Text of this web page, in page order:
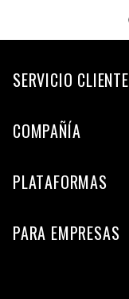
SERVICIO CLIENTE
COMPAÑÍA
PLATAFORMAS
PARA EMPRESAS